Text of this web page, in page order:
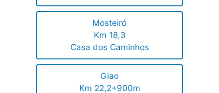
Mosteiró
Km 18,3
Casa dos Caminhos
Giao
Km 22,2+900m